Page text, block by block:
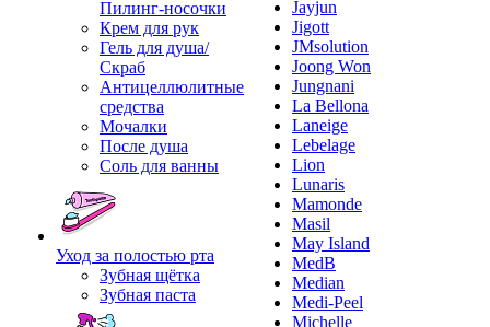
Пилинг-носочки
Крем для рук
Гель для душа/
Скраб
Антицеллюлитные
средства
Мочалки
После душа
Соль для ванны
Уход за полостью рта
Зубная щётка
Зубная паста
Jayjun
Jigott
JMsolution
Joong Won
Jungnani
La Bellona
Laneige
Lebelage
Lion
Lunaris
Mamonde
Masil
May Island
MedB
Median
Medi-Peel
Michelle